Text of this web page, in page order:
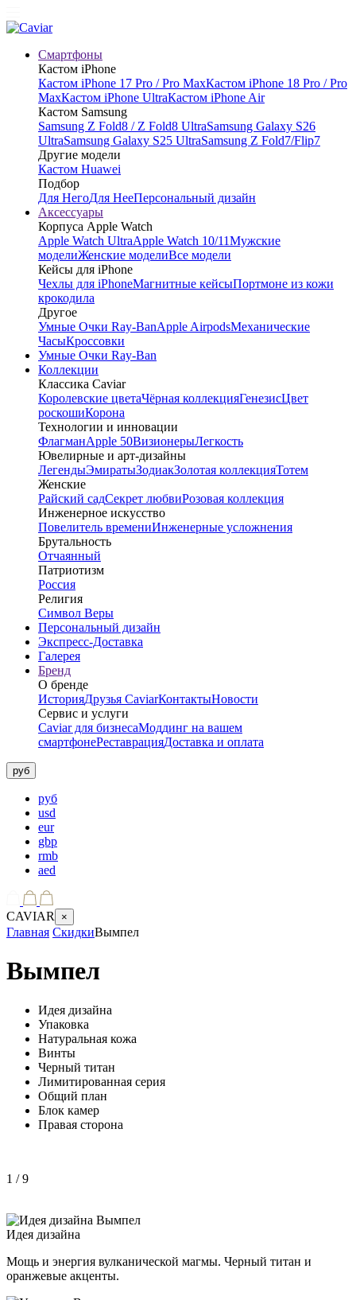
Смартфоны
Кастом iPhone
Кастом iPhone 17 Pro / Pro MaxКастом iPhone 18 Pro / Pro
MaxКастом iPhone UltraКастом iPhone Air
Кастом Samsung
Samsung Z Fold8 / Z Fold8 UltraSamsung Galaxy S26
UltraSamsung Galaxy S25 UltraSamsung Z Fold7/Flip7
Другие модели
Кастом Huawei
Подбор
Для НегоДля НееПерсональный дизайн
Аксессуары
Корпуса Apple Watch
Apple Watch UltraApple Watch 10/11Мужские
моделиЖенские моделиВсе модели
Кейсы для iPhone
Чехлы для iPhoneМагнитные кейсыПортмоне из кожи
крокодила
Другое
Умные Очки Ray-BanApple AirpodsМеханические
ЧасыКроссовки
Умные Очки Ray-Ban
Коллекции
Классика Caviar
Королевские цветаЧёрная коллекцияГенезисЦвет
роскошиКорона
Технологии и инновации
ФлагманApple 50ВизионерыЛегкость
Ювелирные и арт-дизайны
ЛегендыЭмиратыЗодиакЗолотая коллекцияТотем
Женские
Райский садСекрет любвиРозовая коллекция
Инженерное искусство
Повелитель времениИнженерные усложнения
Брутальность
Отчаянный
Патриотизм
Россия
Религия
Символ Веры
Персональный дизайн
Экспресс-Доставка
Галерея
Бренд
О бренде
ИсторияДрузья CaviarКонтактыНовости
Сервис и услуги
Caviar для бизнесаМоддинг на вашем
смартфонеРеставрацияДоставка и оплата
руб
руб
usd
eur
gbp
rmb
aed
CAVIAR ×
Главная СкидкиВымпел
Вымпел
Идея дизайна
Упаковка
Натуральная кожа
Винты
Черный титан
Лимитированная серия
Общий план
Блок камер
Правая сторона
1 / 9
Идея дизайна
Мощь и энергия вулканической магмы. Черный титан и
оранжевые акценты.